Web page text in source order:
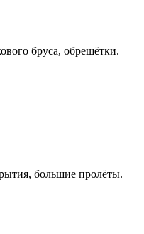
бруса, обрешётки.
большие пролёты.